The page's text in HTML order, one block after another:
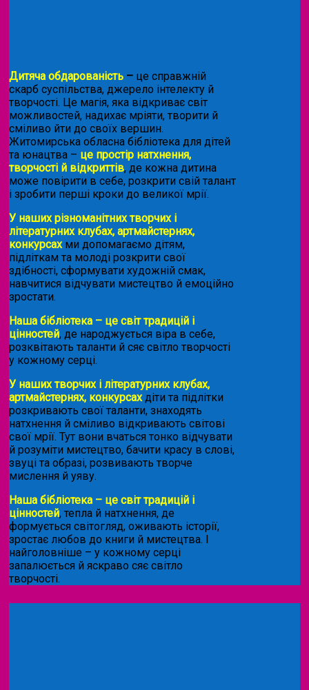
Дитяча обдарованість – це справжній
скарб суспільства, джерело інтелекту й
творчості. Це магія, яка відкриває світ
можливостей, надихає мріяти, творити й
сміливо йти до своїх вершин.
Житомирська обласна бібліотека для дітей
та юнацтва – це простір натхнення,
творчості й відкриттів, де кожна дитина
може повірити в себе, розкрити свій талант
і зробити перші кроки до великої мрії.
У наших різноманітних творчих і
літературних клубах, артмайстернях,
конкурсахми допомагаємо дітям,
підліткам та молоді розкрити свої
здібності, сформувати художній смак,
навчитися відчувати мистецтво й емоційно
зростати.
Наша бібліотека – це світ традицій і
цінностей, де народжується віра в себе,
розквітають таланти й сяє світло творчості
у кожному серці.
У наших творчих і літературних клубах,
артмайстернях, конкурсахдіти та підлітки
розкривають свої таланти, знаходять
натхнення й сміливо відкривають світові
свої мрії. Тут вони вчаться тонко відчувати
й розуміти мистецтво, бачити красу в слові,
звуці та образі, розвивають творче
мислення й уяву.
Наша бібліотека – це світ традицій і
цінностей, тепла й натхнення, де
формується світогляд, оживають історії,
зростає любов до книги й мистецтва. І
найголовніше – у кожному серці
запалюється й яскраво сяє світло
творчості.